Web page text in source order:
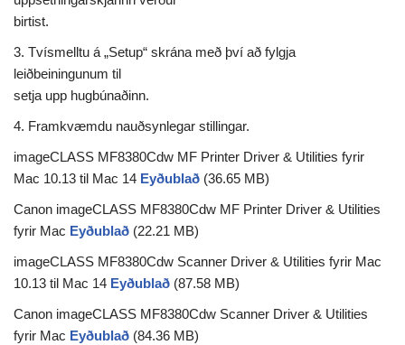
birtist.
3. Tvísmelltu á „Setup“ skrána með því að fylgja
leiðbeiningunum til
setja upp hugbúnaðinn.
4. Framkvæmdu nauðsynlegar stillingar.
imageCLASS MF8380Cdw MF Printer Driver & Utilities fyrir
Mac 10.13 til Mac 14 Eyðublað (36.65 MB)
Canon imageCLASS MF8380Cdw MF Printer Driver & Utilities
fyrir Mac Eyðublað (22.21 MB)
imageCLASS MF8380Cdw Scanner Driver & Utilities fyrir Mac
10.13 til Mac 14 Eyðublað (87.58 MB)
Canon imageCLASS MF8380Cdw Scanner Driver & Utilities
fyrir Mac Eyðublað (84.36 MB)